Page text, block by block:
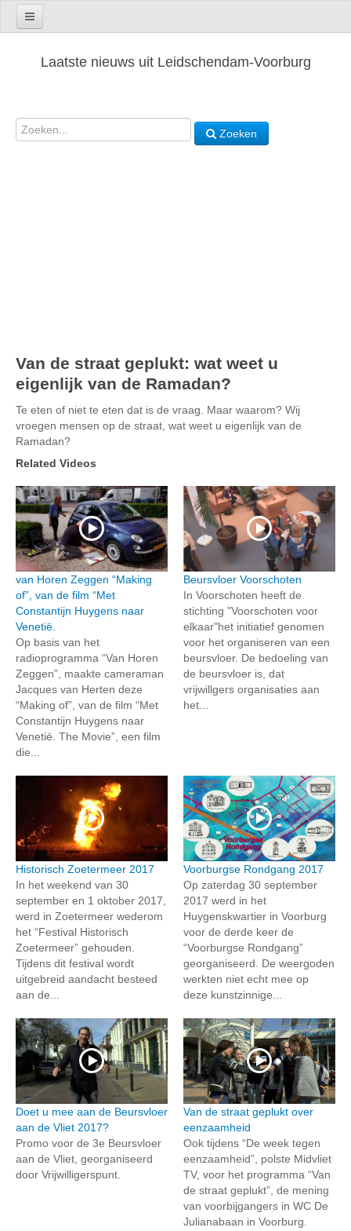
Laatste nieuws uit Leidschendam-Voorburg
Zoeken
Van de straat geplukt: wat weet u
eigenlijk van de Ramadan?
Te eten of niet te eten dat is de vraag. Maar waarom? Wij
vroegen mensen op de straat, wat weet u eigenlijk van de
Ramadan?
Related Videos
van Horen Zeggen “Making
of”, van de film “Met
Constantijn Huygens naar
Venetië.
Op basis van het
radioprogramma “Van Horen
Zeggen”, maakte cameraman
Jacques van Herten deze
“Making of”, van de film “Met
Constantijn Huygens naar
Venetië. The Movie”, een film
die...
Beursvloer Voorschoten
In Voorschoten heeft de
stichting "Voorschoten voor
elkaar"het initiatief genomen
voor het organiseren van een
beursvloer. De bedoeling van
de beursvloer is, dat
vrijwillgers organisaties aan
het...
Historisch Zoetermeer 2017
In het weekend van 30
september en 1 oktober 2017,
werd in Zoetermeer wederom
het “Festival Historisch
Zoetermeer” gehouden.
Tijdens dit festival wordt
uitgebreid aandacht besteed
aan de...
Voorburgse Rondgang 2017
Op zaterdag 30 september
2017 werd in het
Huygenskwartier in Voorburg
voor de derde keer de
“Voorburgse Rondgang”
georganiseerd. De weergoden
werkten niet echt mee op
deze kunstzinnige...
Doet u mee aan de Beursvloer
aan de Vliet 2017?
Promo voor de 3e Beursvloer
aan de Vliet, georganiseerd
door Vrijwilligerspunt.
Van de straat geplukt over
eenzaamheid
Ook tijdens “De week tegen
eenzaamheid”, polste Midvliet
TV, voor het programma “Van
de straat geplukt”, de mening
van voorbijgangers in WC De
Julianabaan in Voorburg.